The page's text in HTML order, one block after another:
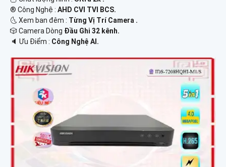
®️ Công Nghệ : AHD CVI TVI BCS.
🌜 Xem ban đêm : Từng Vị Trí Camera .
🎲 Camera Dòng Đầu Ghi 32 kênh.
️🔈 Ưu Điểm : Công Nghệ AI.